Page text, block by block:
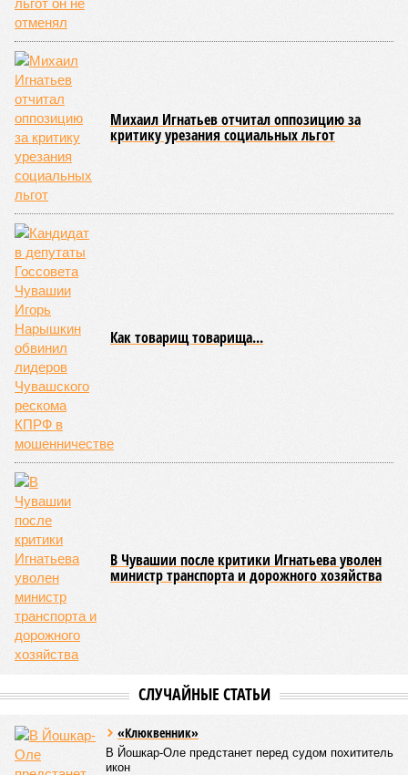
Михаил Игнатьев отчитал оппозицию за
критику урезания социальных льгот
Как товарищ товарища...
В Чувашии после критики Игнатьева уволен
министр транспорта и дорожного хозяйства
СЛУЧАЙНЫЕ СТАТЬИ
«Клюквенник»
В Йошкар-Оле предстанет перед судом похититель
икон